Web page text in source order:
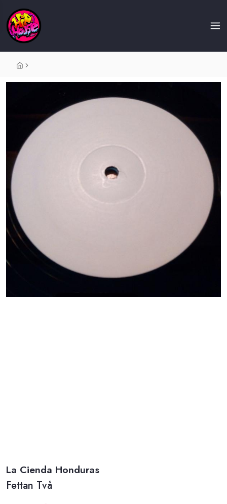
La Cienda Honduras
Fettan Två